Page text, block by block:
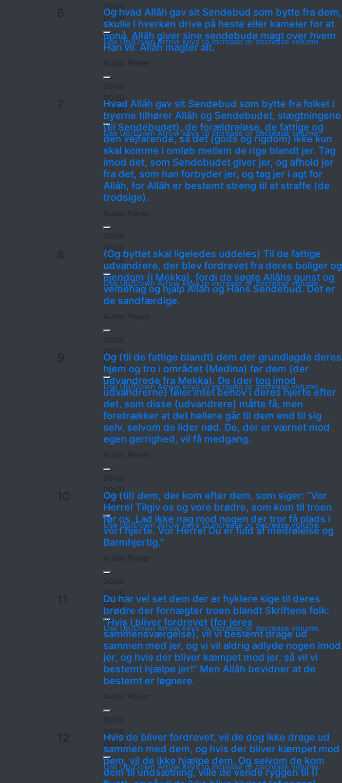
00:00
00:00
Use Up/Down Arrow keys to increase or decrease volume.
6
Og hvad Allâh gav sit Sendebud som bytte fra dem,
skulle I hverken drive på heste eller kameler for at
opnå. Allâh giver sine sendebude magt over hvem
Han vil. Allâh magter alt.
Audio Player
00:00
00:00
00:00
Use Up/Down Arrow keys to increase or decrease volume.
Hvad Allâh gav sit Sendebud som bytte fra folket i
byerne tilhører Allâh og Sendebudet, slægtningene
(til Sendebudet), de forældreløse, de fattige og
den vejfarende, så det (gods og rigdom) ikke kun
skal komme i omløb mellem de rige blandt jer. Tag
imod det, som Sendebudet giver jer, og afhold jer
fra det, som han forbyder jer, og tag jer i agt for
Allâh, for Allâh er bestemt streng til at straffe (de
trodsige).
Audio Player
00:00
00:00
00:00
Use Up/Down Arrow keys to increase or decrease volume.
8
(Og byttet skal ligeledes uddeles) Til de fattige
udvandrere, der blev fordrevet fra deres boliger og
ejendom (i Mekka), fordi de søgte Allâhs gunst og
velbehag og hjalp Allâh og Hans Sendebud. Det er
de sandfærdige.
Audio Player
00:00
00:00
00:00
Use Up/Down Arrow keys to increase or decrease volume.
9
Og (til de fattige blandt) dem der grundlagde deres
hjem og tro i området (Medina) før dem (der
udvandrede fra Mekka). De (der tog imod
udvandrerne) føler intet behov i deres hjerte efter
det, som disse (udvandrere) måtte få, men
foretrækker at det hellere går til dem end til sig
selv, selvom de lider nød. De, der er værnet mod
egen gerrighed, vil få medgang.
Audio Player
00:00
00:00
00:00
Use Up/Down Arrow keys to increase or decrease volume.
10
Og (til) dem, der kom efter dem, som siger: ”Vor
Herre! Tilgiv os og vore brødre, som kom til troen
før os. Lad ikke nag mod nogen der tror få plads i
vort hjerte. Vor Herre! Du er fuld af medfølelse og
Barmhjertig.”
Audio Player
00:00
00:00
00:00
Use Up/Down Arrow keys to increase or decrease volume.
Du har vel set dem der er hyklere sige til deres
brødre der fornægter troen blandt Skriftens folk:
”Hvis I bliver fordrevet (for jeres
sammensværgelse), vil vi bestemt drage ud
sammen med jer, og vi vil aldrig adlyde nogen imod
jer, og hvis der bliver kæmpet mod jer, så vil vi
bestemt hjælpe jer!” Men Allâh bevidner at de
bestemt er løgnere.
Audio Player
00:00
00:00
00:00
Use Up/Down Arrow keys to increase or decrease volume.
12
Hvis de bliver fordrevet, vil de dog ikke drage ud
sammen med dem, og hvis der bliver kæmpet mod
dem, vil de ikke hjælpe dem. Og selvom de kom
dem til undsætning, ville de vende ryggen til (i